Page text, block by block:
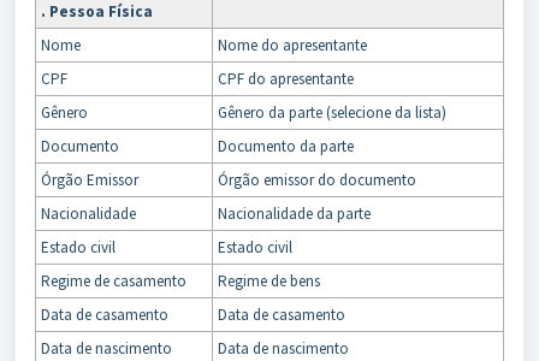
. Pessoa Física
Nome
Nome do apresentante
CPF
CPF do apresentante
Gênero
Gênero da parte (selecione da lista)
Documento
Documento da parte
Órgão Emissor
Órgão emissor do documento
Nacionalidade
Nacionalidade da parte
Estado civil
Estado civil
Regime de casamento
Regime de bens
Data de casamento
Data de casamento
Data de nascimento
Data de nascimento